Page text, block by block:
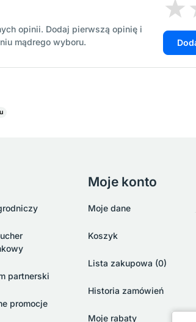
opinii. Dodaj pierwszą opinię i
mądrego wyboru.
partnerski
promocje
Moje konto
Moje dane
Koszyk
Lista zakupowa (0)
Historia zamówień
Moje rabaty